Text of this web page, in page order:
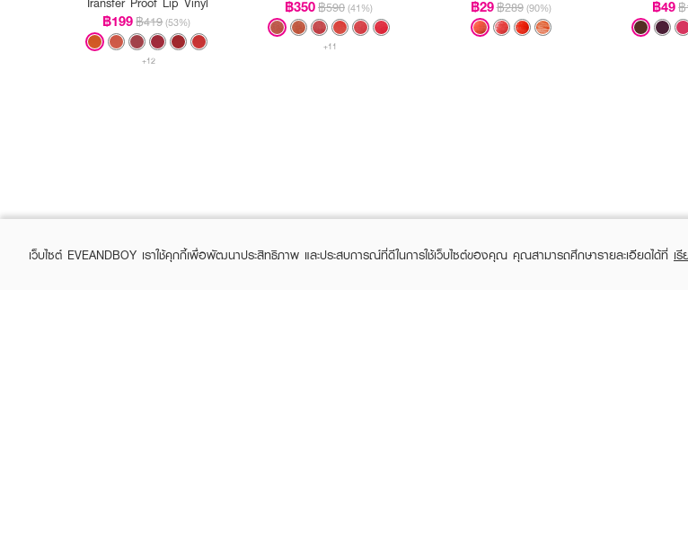
฿199฿419 (53%)
+12
฿350฿590 (41%)
+11
฿29฿289 (90%) ฿49฿
เว็บไซต์ EVEANDBOY เราใช้คุกกี้เพื่อพัฒนาประสิทธิภาพ และประสบการณ์ที่ดีในการใช้เว็บไซต์ของคุณ คุณสามารถศึกษารายละเอียดได้ที่ เ